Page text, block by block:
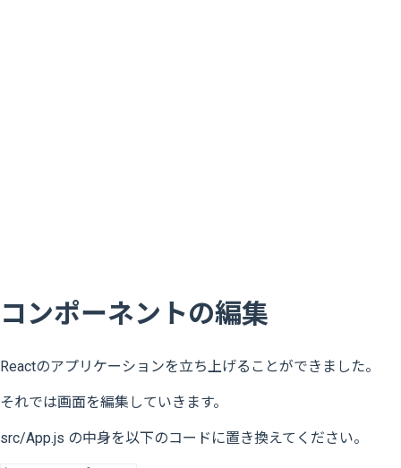
コンポーネントの編集
Reactのアプリケーションを立ち上げることができました。
それでは画面を編集していきます。
src/App.js の中身を以下のコードに置き換えてください。